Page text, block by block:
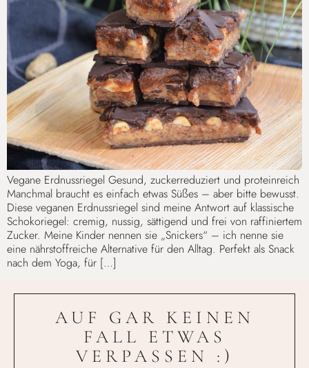
Vegane Erdnussriegel Gesund, zuckerreduziert und proteinreich
Manchmal braucht es einfach etwas Süßes – aber bitte bewusst.
Diese veganen Erdnussriegel sind meine Antwort auf klassische
Schokoriegel: cremig, nussig, sättigend und frei von raffiniertem
Zucker. Meine Kinder nennen sie „Snickers“ – ich nenne sie
eine nährstoffreiche Alternative für den Alltag. Perfekt als Snack
nach dem Yoga, für […]
AUF GAR KEINEN
FALL ETWAS
VERPASSEN :)